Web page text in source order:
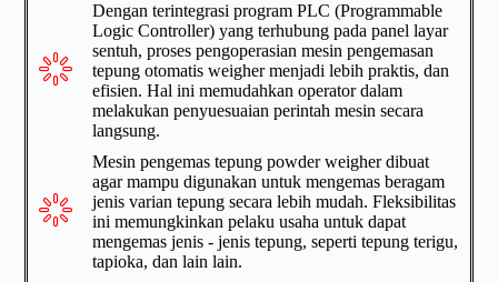
Dengan terintegrasi program PLC (Programmable
Logic Controller) yang terhubung pada panel layar
sentuh, proses pengoperasian mesin pengemasan
tepung otomatis weigher menjadi lebih praktis, dan
efisien. Hal ini memudahkan operator dalam
melakukan penyuesuaian perintah mesin secara
langsung.
Mesin pengemas tepung powder weigher dibuat
agar mampu digunakan untuk mengemas beragam
jenis varian tepung secara lebih mudah. Fleksibilitas
ini memungkinkan pelaku usaha untuk dapat
mengemas jenis - jenis tepung, seperti tepung terigu,
tapioka, dan lain lain.